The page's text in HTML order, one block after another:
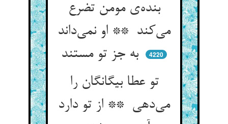
بنده‌ی مومن تضرع
می‌کند ** او نمی‌داند
به جز تو مستند
4220
تو عطا بیگانگان را
می‌دهی ** از تو دارد